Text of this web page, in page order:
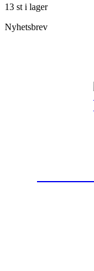
13 st i lager
Nyhetsbrev